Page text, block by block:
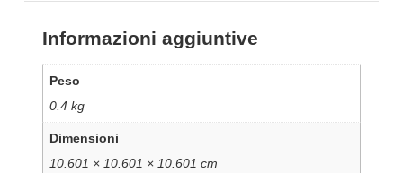
Informazioni aggiuntive
Peso
0.4 kg
Dimensioni
10.601 × 10.601 × 10.601 cm